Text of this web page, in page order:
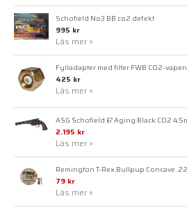
Schofield No3 BB co2 defekt
995 kr
Läs mer »
Fylladapter med filter FWB CO2-vapen
425 kr
Läs mer »
ASG Schofield 6" Aging Black CO2
2.195 kr
Läs mer »
Remington T-Rex Bullpup Concave .22
79 kr
Läs mer »